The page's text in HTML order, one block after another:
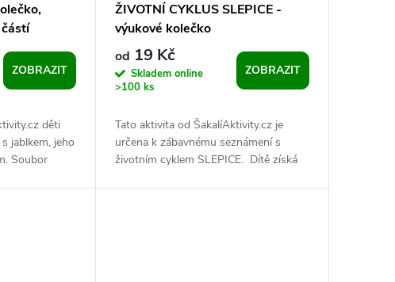
ZOBRAZIT
děti
jablkem, jeho
Soubor
ŽIVOTNÍ CYKLUS SLEPICE -
výukové kolečko
od 19 Kč
Skladem online
>100 ks
ZOBRAZIT
Tato aktivita od ŠakalíAktivity.cz je
určena k zábavnému seznámení s
životním cyklem SLEPICE. Dítě získá